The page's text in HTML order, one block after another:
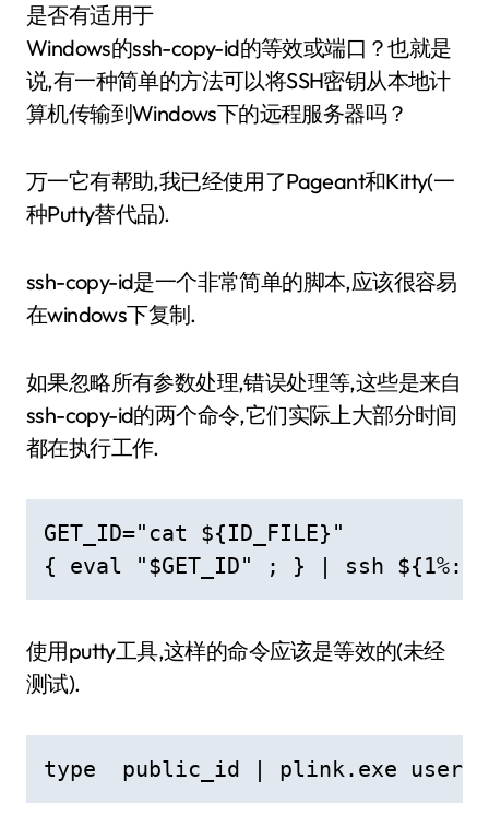
是否有适用于
Windows的ssh-copy-id的等效或端口？也就是
说,有一种简单的方法可以将SSH密钥从本地计
算机传输到Windows下的远程服务器吗？
万一它有帮助,我已经使用了Pageant和Kitty(一
种Putty替代品).
ssh-copy-id是一个非常简单的脚本,应该很容易
在windows下复制.
如果忽略所有参数处理,错误处理等,这些是来自
ssh-copy-id的两个命令,它们实际上大部分时间
都在执行工作.
GET_ID="cat ${ID_FILE}"
{ eval "$GET_ID" ; } | ssh
使用putty工具,这样的命令应该是等效的(未经
测试).
type  public_id | plink.exe